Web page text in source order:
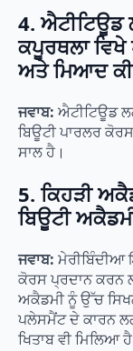
4.
ਕਪੂਰਥਲਾ ਵਿਖੇ
ਅਤੇ ਮਿਆਦ
ਜਵਾਬ: ਐਟੀਟਿਊਡ
ਬਿਊਟੀ ਪਾਰਲਰ
ਸਾਲ ਹੈ।
5. ਕਿਹੜੀ
ਬਿਊਟੀ
ਜਵਾਬ:
ਕੋਰਸ ਪ੍ਰਦਾਨ ਕਰਨ
ਅਕੈਡਮੀ ਨੂੰ ਉੱਚ
ਪਲੇਸਮੈਂਟ ਦੇ ਕਾਰਨ
ਖਿਤਾਬ ਵੀ ਮਿਲਿਆ